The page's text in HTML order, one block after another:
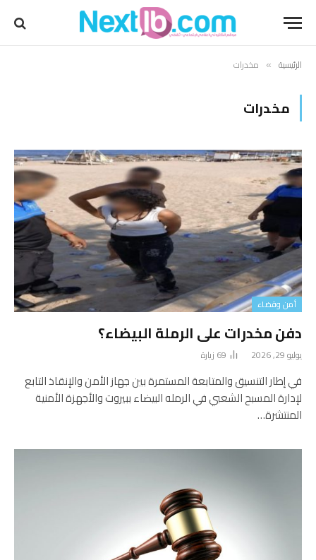
الرئيسية » مخدرات
مخدرات
أمن وقضاء
دفن مخدرات على الرملة البيضاء؟
يوليو 29, 2026 69 زيارة
في إطار التنسيق والمتابعة المستمرة بين جهاز الأمن والإنقاذ التابع
لإدارة المسبح الشعبي في الرمله البيضاء ببيروت والأجهزة الأمنية
المنتشرة…